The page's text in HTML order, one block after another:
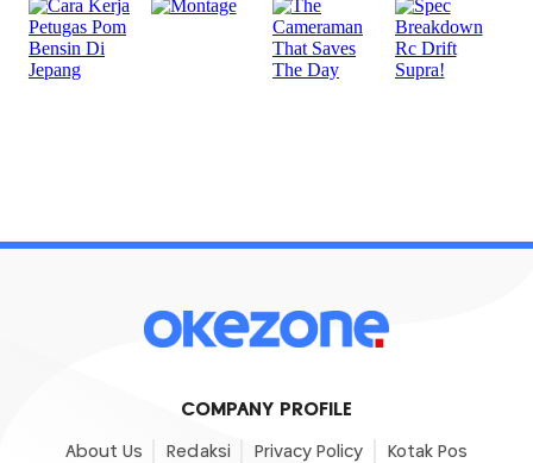
COMPANY PROFILE
About Us Redaksi Privacy Policy Kotak Pos